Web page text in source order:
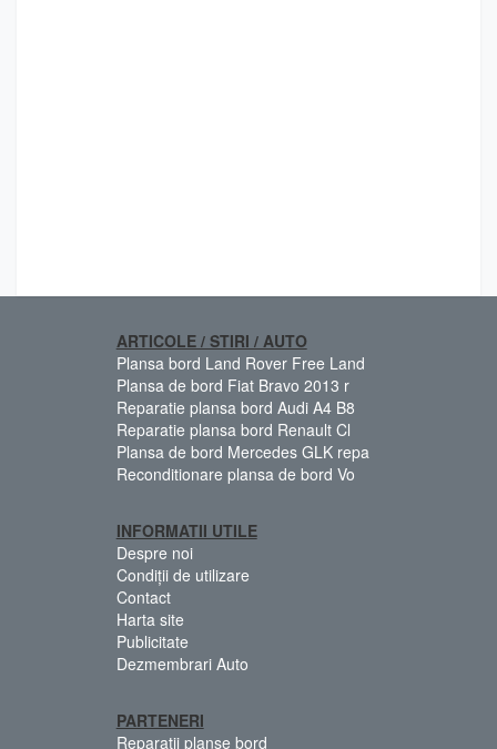
ARTICOLE / STIRI / AUTO
Plansa bord Land Rover Free Land
Plansa de bord Fiat Bravo 2013 r
Reparatie plansa bord Audi A4 B8
Reparatie plansa bord Renault Cl
Plansa de bord Mercedes GLK repa
Reconditionare plansa de bord Vo
INFORMATII UTILE
Despre noi
Condiții de utilizare
Contact
Harta site
Publicitate
Dezmembrari Auto
PARTENERI
Reparatii planse bord